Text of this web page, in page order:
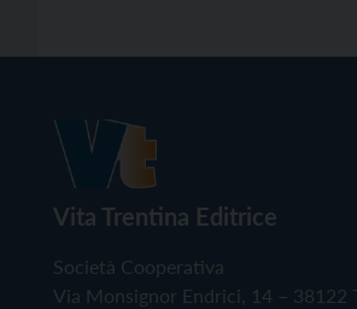
Vita Trentina Editrice
Società Cooperativa
Via Monsignor Endrici, 14 – 38122